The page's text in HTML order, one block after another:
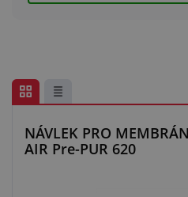
O nás a kariéra
NÁVLEK PRO
AIR Pre-PUR 620